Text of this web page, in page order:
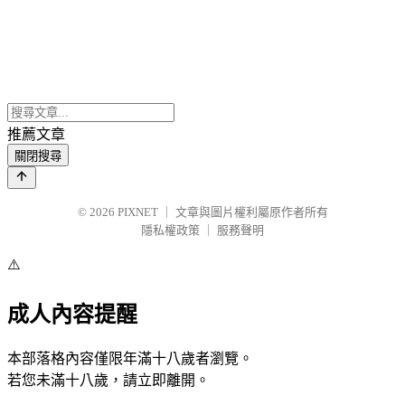
推薦文章
關閉搜尋
© 2026 PIXNET
文章與圖片權利屬原作者所有
隱私權政策
服務聲明
⚠️
成人內容提醒
本部落格內容僅限年滿十八歲者瀏覽。
若您未滿十八歲，請立即離開。